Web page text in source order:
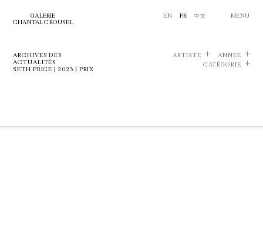
GALERIE
CHANTAL CROUSEL
EN FR 中文 MENU
ARCHIVES DES
ACTUALITÉS
SETH PRICE | 2023 | PRIX
ARTISTE
ANNÉE
CATÉGORIE